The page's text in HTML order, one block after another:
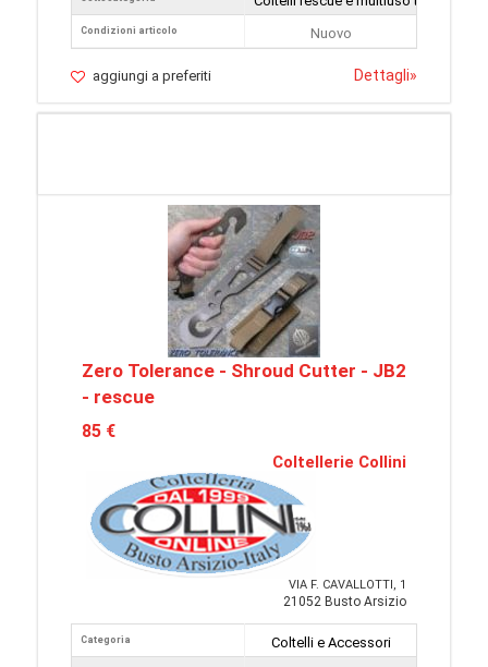
Condizioni articolo
Nuovo
aggiungi a preferiti Dettagli»
Zero Tolerance - Shroud Cutter - JB2
- rescue
85 €
Coltellerie Collini
VIA F. CAVALLOTTI, 1
21052 Busto Arsizio
Categoria Coltelli e Accessori